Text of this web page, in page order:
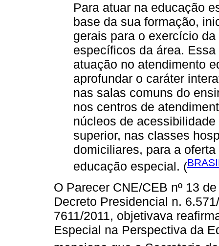
Para atuar na educação
base da sua formação,
gerais para o exercício
específicos da área.
atuação no atendimento
aprofundar o caráter
nas salas comuns do
nos centros de
núcleos de
superior, nas classes
domiciliares, para a
educação especial. (
O Parecer CNE/CEB nº 13
Decreto Presidencial n.
7611/2011, objetivava
Especial na Perspectiva da